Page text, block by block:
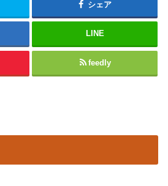
シェア
LINE
feedly